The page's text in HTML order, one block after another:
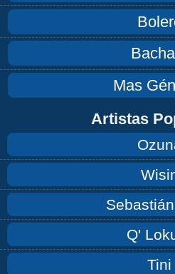
Mas
Artistas
Q'
Tini